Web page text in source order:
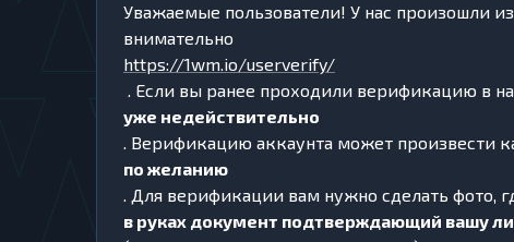
Уважаемые пользователи! У нас произошли
внимательно
https://1wm.io/userverify/
. Если вы ранее проходили верификацию в
уже недействительно
. Верификацию аккаунта может произвести
по желанию
. Для верификации вам нужно сделать фото,
в руках документ подтверждающий вашу